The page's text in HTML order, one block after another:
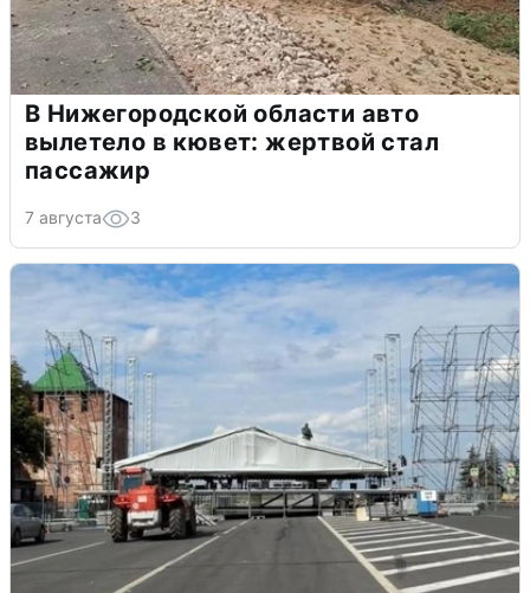
В Нижегородской области авто
вылетело в кювет: жертвой стал
пассажир
7 августа 3